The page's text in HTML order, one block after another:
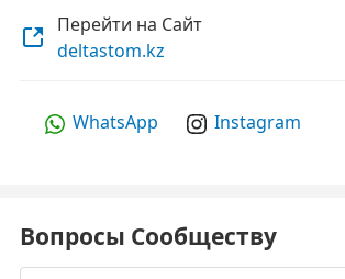
Перейти на Сайт
deltastom.kz
WhatsApp Instagram
Вопросы Сообществу